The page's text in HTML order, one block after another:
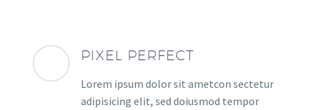
PIXEL PERFECT
Lorem ipsum dolor sit ametcon sectetur
adipisicing elit, sed doiusmod tempor